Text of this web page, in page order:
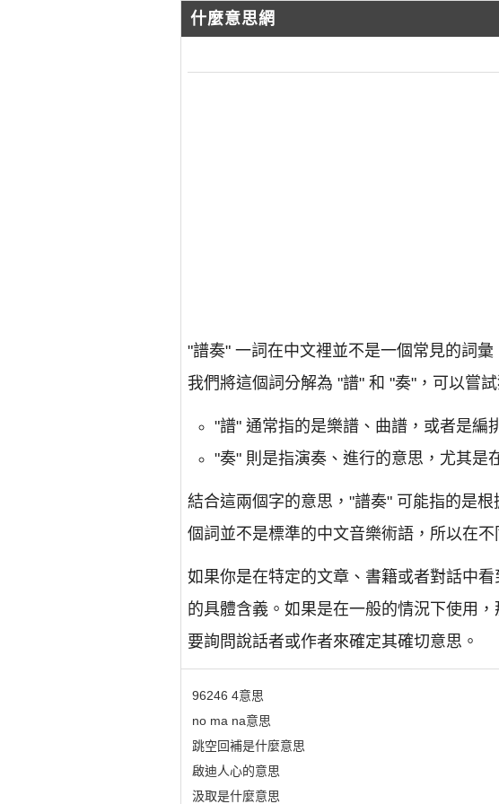
什麼意思網
"譜奏" 一詞在中文裡並不是一個常見的詞
我們將這個詞分解為 "譜" 和 "奏"，可以嘗
"譜" 通常指的是樂譜、曲譜，或者是編
"奏" 則是指演奏、進行的意思，尤其是
結合這兩個字的意思，"譜奏" 可能指的是
個詞並不是標準的中文音樂術語，所以在
如果你是在特定的文章、書籍或者對話中
的具體含義。如果是在一般的情況下使用
要詢問說話者或作者來確定其確切意思。
96246 4意思
no ma na意思
跳空回補是什麼意思
啟迪人心的意思
汲取是什麼意思